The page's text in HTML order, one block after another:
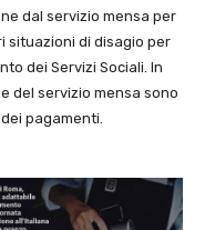
dal servizio mensa per
situazioni di disagio per
dei Servizi Sociali. In
del servizio mensa sono
pagamenti.